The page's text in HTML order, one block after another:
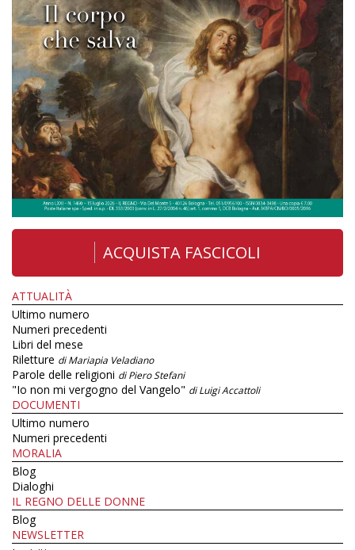
ACQUISTA FASCICOLI
ATTUALITÀ
Ultimo numero
Numeri precedenti
Libri del mese
Riletture di Mariapia Veladiano
Parole delle religioni di Piero Stefani
"Io non mi vergogno del Vangelo" di Luigi Accattoli
DOCUMENTI
Ultimo numero
Numeri precedenti
MORALIA
Blog
Dialoghi
IL REGNO DELLE DONNE
Blog
NEWSLETTER